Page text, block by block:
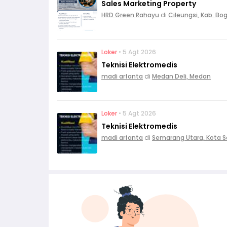
Sales Marketing Property
HRD Green Rahayu di Cileungsi, Kab.
Loker • 5 Agt 2026
Teknisi Elektromedis
madi arfanta di Medan Deli, Medan
Loker • 5 Agt 2026
Teknisi Elektromedis
madi arfanta di Semarang Utara, Kota